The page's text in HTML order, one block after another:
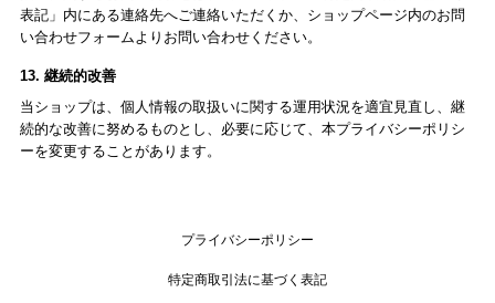
表記」内にある連絡先へご連絡いただくか、ショップページ内のお問
い合わせフォームよりお問い合わせください。
13. 継続的改善
当ショップは、個人情報の取扱いに関する運用状況を適宜見直し、継
続的な改善に努めるものとし、必要に応じて、本プライバシーポリシ
ーを変更することがあります。
プライバシーポリシー
特定商取引法に基づく表記